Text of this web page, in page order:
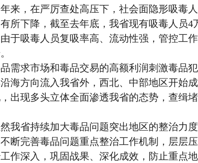
，在严厉查处高压下，社会面隐形吸毒人
所下降，截至去年底，我省现有吸毒人员4
于吸毒人员复吸率高、流动性强，管控工
求市场和毒品交易的高额利润刺激毒品
海方向流入我省外，西北、中部地区开始
出现多头立体全面渗透我省的态势，查缉
省持续加大毒品问题突出地区的整治力度
断完善毒品问题重点整治工作机制，层层
作深入，巩固战果、深化成效，防止重点